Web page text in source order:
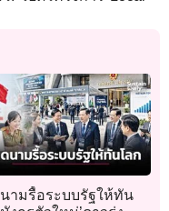
นามรื้อระบบรัฐให้ทัน